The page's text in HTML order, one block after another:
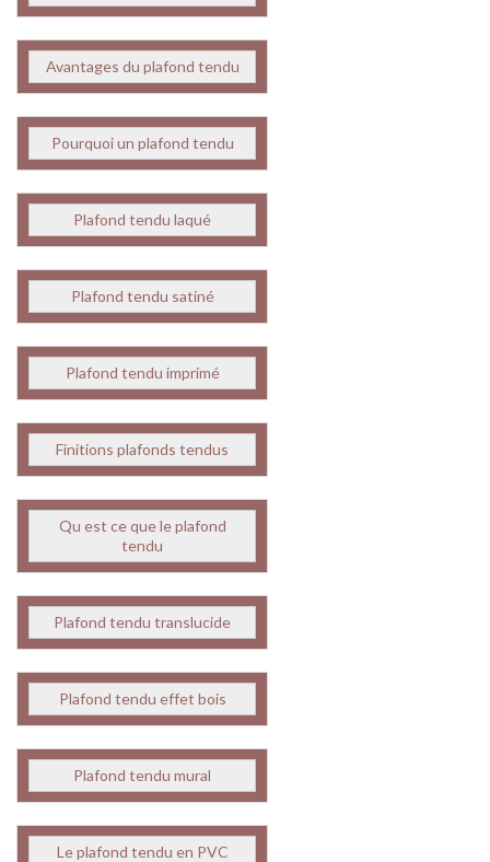
Avantages du plafond tendu
Pourquoi un plafond tendu
Plafond tendu laqué
Plafond tendu satiné
Plafond tendu imprimé
Finitions plafonds tendus
Qu est ce que le plafond
tendu
Plafond tendu translucide
Plafond tendu effet bois
Plafond tendu mural
Le plafond tendu en PVC